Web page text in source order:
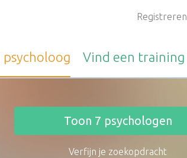
Registreren
psycholoog Vind een training
Toon 7 psychologen
Verfijn je zoekopdracht